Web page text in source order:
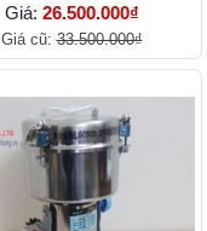
Giá: 26.500.000₫
Giá cũ:33.500.000₫